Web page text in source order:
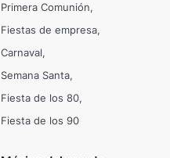
Primera Comunión
Fiestas de empresa
Carnaval
Semana Santa
Fiesta de los 80
Fiesta de los 90